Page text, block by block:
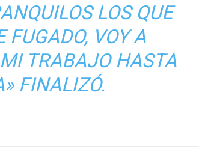
LOS QUE
FUGADO, VOY A
TRABAJO HASTA
FINALIZÓ.